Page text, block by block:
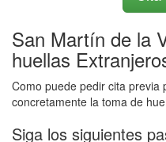
San Martín de la
huellas
Como puede pedir cita
concretamente la toma de
Siga los siguientes